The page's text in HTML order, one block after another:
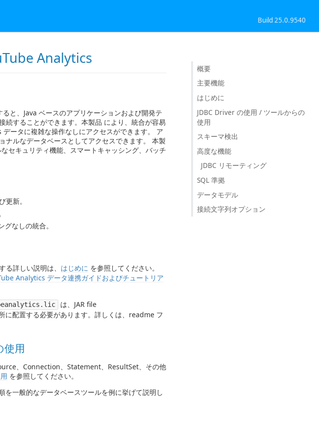
Build 25.0.9540
Analytics
と、Java ベースのアプリケーションおよび開発テ
することができます。本製品 により、統合が容易
ータに複雑な操作なしにアクセスができます。 ア
ルなデータベースとしてアクセスできます。 本製
セキュリティ機能、スマートキャッシング、バッチ
新。
なしの統合。
詳しい説明は、 はじめに を参照してください。
Analytics データ連携ガイドおよびチュートリア
は、JAR file
に配置する必要があります。詳しくは、readme フ
使用
、Connection、Statement、ResultSet、その他
を参照してください。
を一般的なデータベースツールを例に挙げて説明し
概要
主要機能
はじめに
JDBC Driver の使用 / ツールからの
使用
スキーマ検出
高度な機能
JDBC リモーティング
SQL 準拠
データモデル
接続文字列オプション